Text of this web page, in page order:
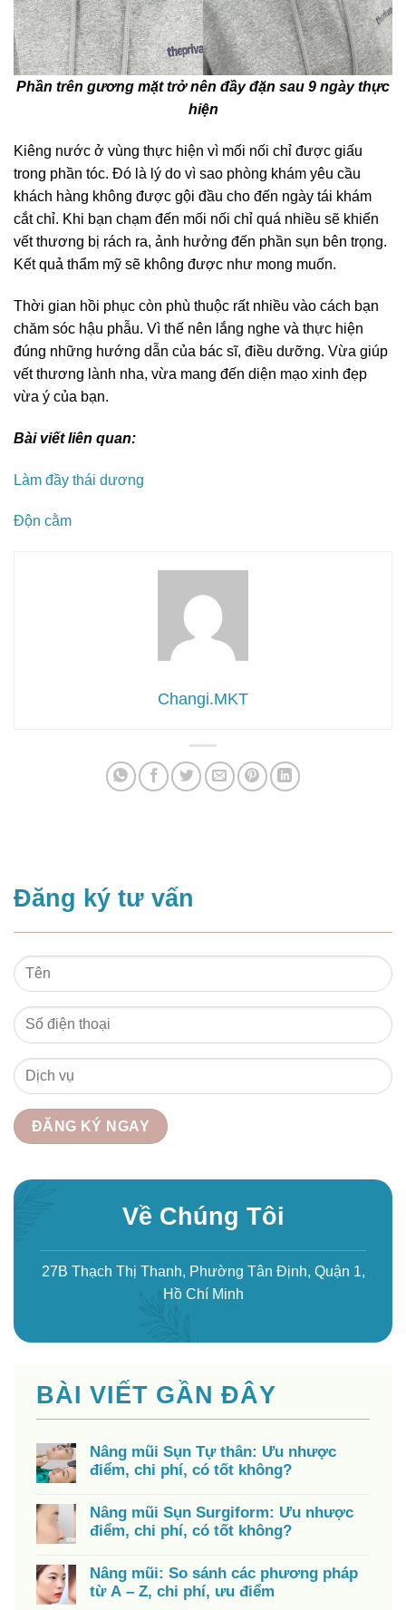
Phần trên gương mặt trở nên đầy đặn sau 9 ngày thực
hiện
Kiêng nước ở vùng thực hiện vì mối nối chỉ được giấu
trong phần tóc. Đó là lý do vì sao phòng khám yêu cầu
khách hàng không được gội đầu cho đến ngày tái khám
cắt chỉ. Khi bạn chạm đến mối nối chỉ quá nhiều sẽ khiến
vết thương bị rách ra, ảnh hưởng đến phần sụn bên trọng.
Kết quả thẩm mỹ sẽ không được như mong muốn.
Thời gian hồi phục còn phù thuộc rất nhiều vào cách bạn
chăm sóc hậu phẫu. Vì thế nên lắng nghe và thực hiện
đúng những hướng dẫn của bác sĩ, điều dưỡng. Vừa giúp
vết thương lành nha, vừa mang đến diện mạo xinh đẹp
vừa ý của bạn.
Bài viết liên quan:
Làm đầy thái dương
Độn cằm
Changi.MKT
Đăng ký tư vấn
Về Chúng Tôi
27B Thạch Thị Thanh, Phường Tân Định, Quận 1,
Hồ Chí Minh
BÀI VIẾT GẦN ĐÂY
Nâng mũi Sụn Tự thân: Ưu nhược
điểm, chi phí, có tốt không?
Nâng mũi Sụn Surgiform: Ưu nhược
điểm, chi phí, có tốt không?
Nâng mũi: So sánh các phương pháp
từ A – Z, chi phí, ưu điểm